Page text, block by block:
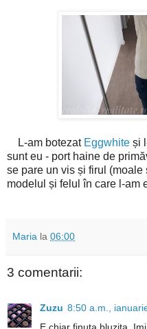
L-am botezat Eggwhite și
sunt eu - port haine de
se pare un vis și firul
modelul și felul în care l-am
Maria la 06:00
3 comentarii:
Zuzu 8:50 a.m.,